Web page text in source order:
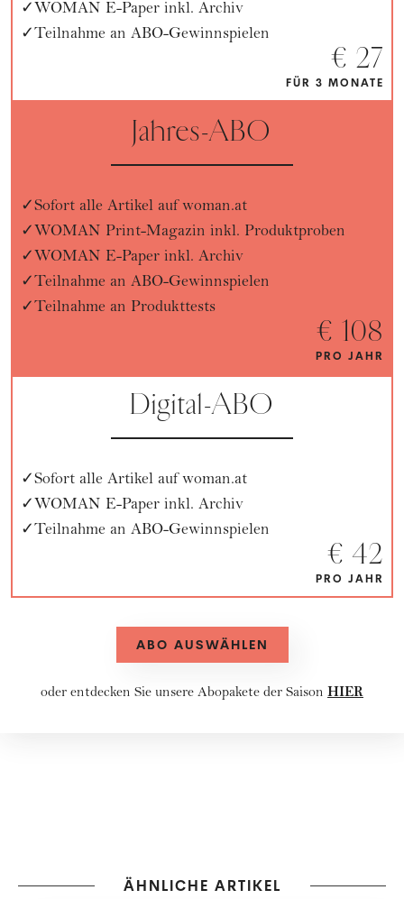
WOMAN E-Paper inkl. Archiv
Teilnahme an ABO-Gewinnspielen
€ 27
FÜR 3 MONATE
Jahres-ABO
Sofort alle Artikel auf woman.at
WOMAN Print-Magazin inkl. Produktproben
WOMAN E-Paper inkl. Archiv
Teilnahme an ABO-Gewinnspielen
Teilnahme an Produkttests
€ 108
PRO JAHR
Digital-ABO
Sofort alle Artikel auf woman.at
WOMAN E-Paper inkl. Archiv
Teilnahme an ABO-Gewinnspielen
€ 42
PRO JAHR
ABO AUSWÄHLEN
oder entdecken Sie unsere Abopakete der Saison HIER
ÄHNLICHE ARTIKEL